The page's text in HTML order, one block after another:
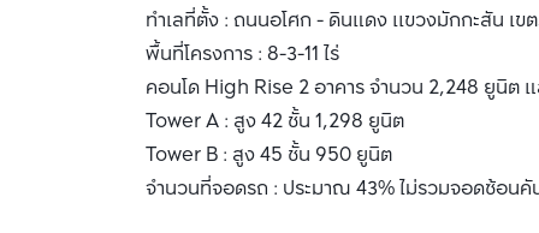
ทำเลที่ตั้ง : ถนนอโศก - ดินแดง เเขวงมักกะสัน เข
พื้นที่โครงการ : 8-3-11 ไร่
คอนโด High Rise 2 อาคาร จำนวน 2,248 ยูนิต
Tower A : สูง 42 ชั้น 1,298 ยูนิต
Tower B : สูง 45 ชั้น 950 ยูนิต
จำนวนที่จอดรถ : ประมาณ 43% ไม่รวมจอดซ้อนคั